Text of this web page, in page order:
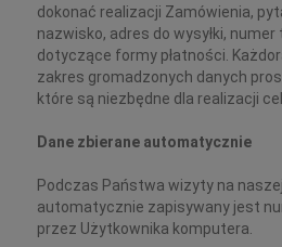
dokonać realizacji Zamówienia,
nazwisko, adres do wysyłki,
dotyczące formy płatności.
zakres gromadzonych danych
które są niezbędne dla realizacji
Dane zbierane automatycznie
Podczas Państwa wizyty na
automatycznie zapisywany jest
przez Użytkownika komputera.